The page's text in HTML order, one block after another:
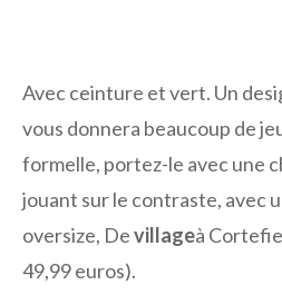
Avec ceinture et vert. Un
vous donnera beaucoup de
formelle, portez-le avec une
jouant sur le contraste, avec
oversize, Devillageà
49,99 euros).